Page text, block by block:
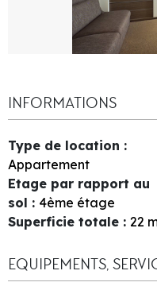
INFORMATIONS
Type de location :
Appartement
Etage par rapport au
sol : 4ème étage
Superficie totale : 22
EQUIPEMENTS,